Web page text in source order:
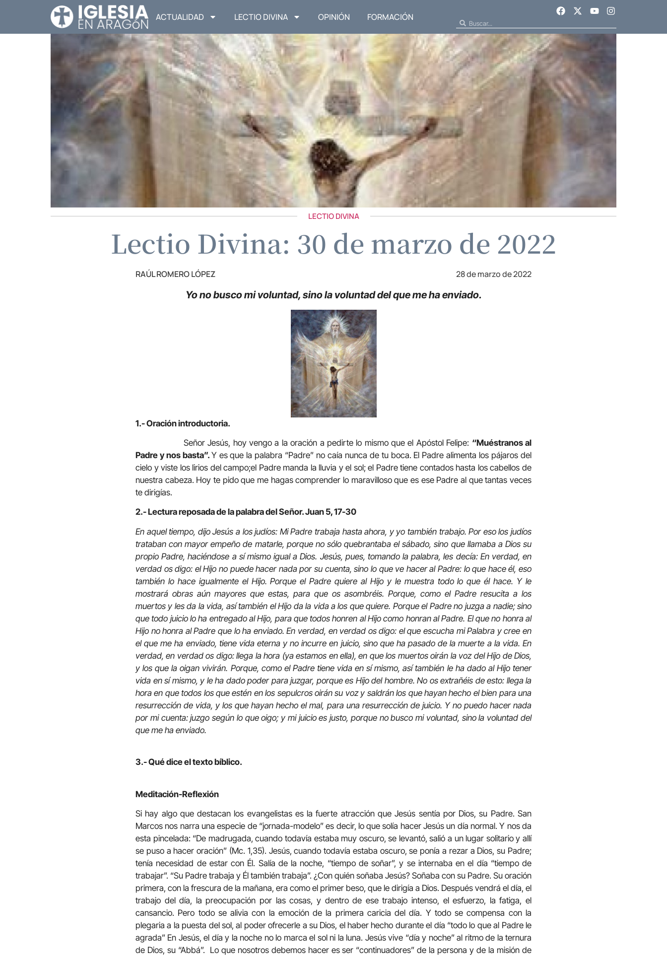
ACTUALIDAD LECTIO DIVINA OPINIÓN FORMACIÓN
LECTIO DIVINA
Lectio Divina: 30 de marzo de 2022
RAÚL ROMERO LÓPEZ 28 de marzo de 2022
Yo no busco mi voluntad, sino la voluntad del que me ha enviado.
1.- Oración introductoria.
Señor Jesús, hoy vengo a la oración a pedirte lo mismo que el Apóstol Felipe: “Muéstranos al
Padre y nos basta”. Y es que la palabra “Padre” no caía nunca de tu boca. El Padre alimenta los pájaros del
cielo y viste los lirios del campo;el Padre manda la lluvia y el sol; el Padre tiene contados hasta los cabellos de
nuestra cabeza. Hoy te pido que me hagas comprender lo maravilloso que es ese Padre al que tantas veces
te dirigías.
2.- Lectura reposada de la palabra del Señor. Juan 5, 17-30
En aquel tiempo, dijo Jesús a los judíos: Mi Padre trabaja hasta ahora, y yo también trabajo. Por eso los judíos
trataban con mayor empeño de matarle, porque no sólo quebrantaba el sábado, sino que llamaba a Dios su
propio Padre, haciéndose a sí mismo igual a Dios. Jesús, pues, tomando la palabra, les decía: En verdad, en
verdad os digo: el Hijo no puede hacer nada por su cuenta, sino lo que ve hacer al Padre: lo que hace él, eso
también lo hace igualmente el Hijo. Porque el Padre quiere al Hijo y le muestra todo lo que él hace. Y le
mostrará obras aún mayores que estas, para que os asombréis. Porque, como el Padre resucita a los
muertos y les da la vida, así también el Hijo da la vida a los que quiere. Porque el Padre no juzga a nadie; sino
que todo juicio lo ha entregado al Hijo, para que todos honren al Hijo como honran al Padre. El que no honra al
Hijo no honra al Padre que lo ha enviado. En verdad, en verdad os digo: el que escucha mi Palabra y cree en
el que me ha enviado, tiene vida eterna y no incurre en juicio, sino que ha pasado de la muerte a la vida. En
verdad, en verdad os digo: llega la hora (ya estamos en ella), en que los muertos oirán la voz del Hijo de Dios,
y los que la oigan vivirán. Porque, como el Padre tiene vida en sí mismo, así también le ha dado al Hijo tener
vida en sí mismo, y le ha dado poder para juzgar, porque es Hijo del hombre. No os extrañéis de esto: llega la
hora en que todos los que estén en los sepulcros oirán su voz y saldrán los que hayan hecho el bien para una
resurrección de vida, y los que hayan hecho el mal, para una resurrección de juicio. Y no puedo hacer nada
por mi cuenta: juzgo según lo que oigo; y mi juicio es justo, porque no busco mi voluntad, sino la voluntad del
que me ha enviado.
3.- Qué dice el texto bíblico.
Meditación-Reflexión
Si hay algo que destacan los evangelistas es la fuerte atracción que Jesús sentía por Dios, su Padre. San
Marcos nos narra una especie de “jornada-modelo” es decir, lo que solía hacer Jesús un día normal. Y nos da
esta pincelada: “De madrugada, cuando todavía estaba muy oscuro, se levantó, salió a un lugar solitario y allí
se puso a hacer oración” (Mc. 1,35). Jesús, cuando todavía estaba oscuro, se ponía a rezar a Dios, su Padre;
tenía necesidad de estar con Él. Salía de la noche, “tiempo de soñar”, y se internaba en el día “tiempo de
trabajar”. “Su Padre trabaja y Él también trabaja”. ¿Con quién soñaba Jesús? Soñaba con su Padre. Su oración
primera, con la frescura de la mañana, era como el primer beso, que le dirigía a Dios. Después vendrá el día, el
trabajo del día, la preocupación por las cosas, y dentro de ese trabajo intenso, el esfuerzo, la fatiga, el
cansancio. Pero todo se alivia con la emoción de la primera caricia del día. Y todo se compensa con la
plegaria a la puesta del sol, al poder ofrecerle a su Dios, el haber hecho durante el día “todo lo que al Padre le
agrada” En Jesús, el día y la noche no lo marca el sol ni la luna. Jesús vive “día y noche” al ritmo de la ternura
de Dios, su “Abbá”. Lo que nosotros debemos hacer es ser “continuadores” de la persona y de la misión de